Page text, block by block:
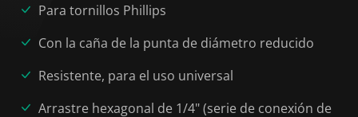
Para tornillos Phillips
Con la caña de la punta de diámetro reducido
Resistente, para el uso universal
Arrastre hexagonal de 1/4" (serie de conexión de